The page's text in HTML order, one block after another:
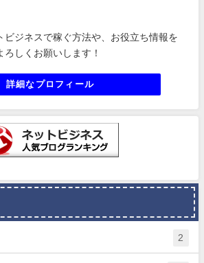
ビジネスで稼ぐ方法や、お役立ち情報を
しくお願いします！
詳細なプロフィール
2